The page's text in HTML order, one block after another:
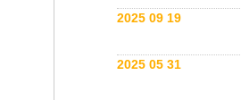
2025 09 19
2025 05 31